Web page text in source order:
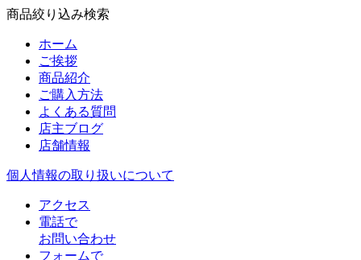
商品絞り込み検索
ホーム
ご挨拶
商品紹介
ご購入方法
よくある質問
店主ブログ
店舗情報
個人情報の取り扱いについて
アクセス
電話で
お問い合わせ
フォームで